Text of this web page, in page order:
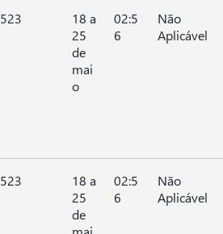
523
18 a
25
de
mai
o
02:5
6
Não
Aplicável
523
18 a
25
de
02:5
6
Não
Aplicável